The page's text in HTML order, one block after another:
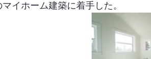
イホーム建築に着手した。